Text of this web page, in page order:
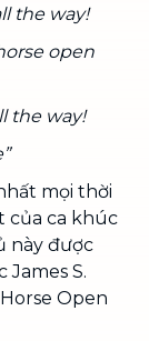
the way!
open
the way!
mọi thời
của ca khúc
này được
James S.
Open